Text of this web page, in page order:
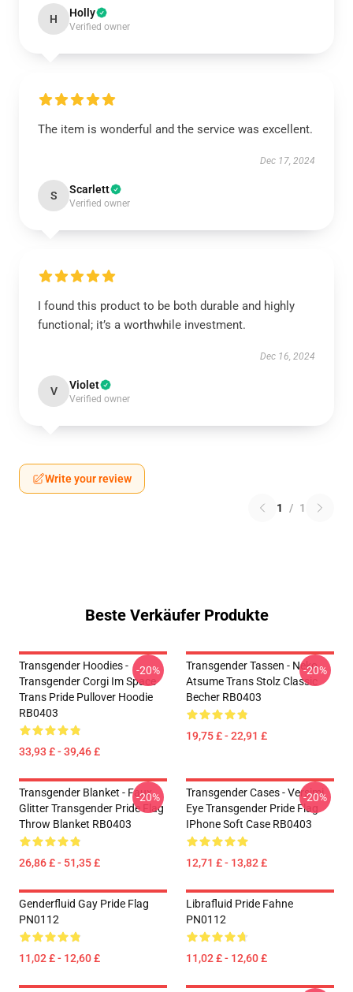
H Holly
Verified owner
The item is wonderful and the service was excellent.
Dec 17, 2024
S Scarlett
Verified owner
I found this product to be both durable and highly
functional; it’s a worthwhile investment.
Dec 16, 2024
V Violet
Verified owner
Write your review
1 / 1
Beste Verkäufer Produkte
Transgender Hoodies -
Transgender Corgi Im Space
Trans Pride Pullover Hoodie
RB0403
33,93 £ - 39,46 £
-20%
Transgender Tassen - Neko
Atsume Trans Stolz Classic
Becher RB0403
19,75 £ - 22,91 £
-20%
Transgender Blanket - Faux
Glitter Transgender Pride Flag
Throw Blanket RB0403
26,86 £ - 51,35 £
-20%
Transgender Cases - Versimi
Eye Transgender Pride Flag
IPhone Soft Case RB0403
12,71 £ - 13,82 £
-20%
Genderfluid Gay Pride Flag
PN0112
11,02 £ - 12,60 £
Librafluid Pride Fahne
PN0112
11,02 £ - 12,60 £